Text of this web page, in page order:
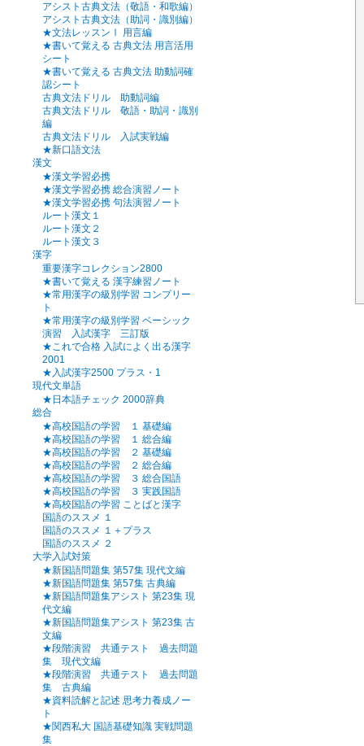
アシスト古典文法（敬語・和歌編）
アシスト古典文法（助詞・識別編）
★文法レッスンⅠ 用言編
★書いて覚える 古典文法 用言活用
シート
★書いて覚える 古典文法 助動詞確
認シート
古典文法ドリル 助動詞編
古典文法ドリル 敬語・助詞・識別
編
古典文法ドリル 入試実戦編
★新口語文法
漢文
★漢文学習必携
★漢文学習必携 総合演習ノート
★漢文学習必携 句法演習ノート
ルート漢文１
ルート漢文２
ルート漢文３
漢字
重要漢字コレクション2800
★書いて覚える 漢字練習ノート
★常用漢字の級別学習 コンプリー
ト
★常用漢字の級別学習 ベーシック
演習 入試漢字 三訂版
★これで合格 入試によく出る漢字
2001
★入試漢字2500 プラス・1
現代文単語
★日本語チェック 2000辞典
総合
★高校国語の学習 １ 基礎編
★高校国語の学習 １ 総合編
★高校国語の学習 ２ 基礎編
★高校国語の学習 ２ 総合編
★高校国語の学習 ３ 総合国語
★高校国語の学習 ３ 実践国語
★高校国語の学習 ことばと漢字
国語のススメ １
国語のススメ １＋プラス
国語のススメ ２
大学入試対策
★新国語問題集 第57集 現代文編
★新国語問題集 第57集 古典編
★新国語問題集アシスト 第23集 現
代文編
★新国語問題集アシスト 第23集 古
文編
★段階演習 共通テスト 過去問題
集 現代文編
★段階演習 共通テスト 過去問題
集 古典編
★資料読解と記述 思考力養成ノー
ト
★関西私大 国語基礎知識 実戦問題
集